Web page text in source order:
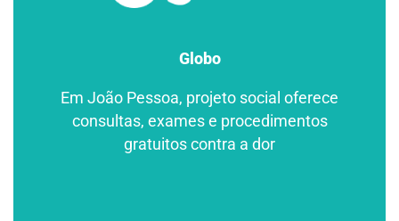
Globo
Em João Pessoa, projeto social oferece
consultas, exames e procedimentos
gratuitos contra a dor